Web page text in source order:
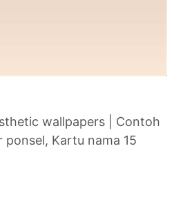
wallpapers | Contoh
ponsel, Kartu nama 15